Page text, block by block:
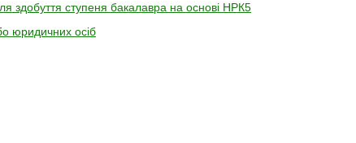
здобуття ступеня бакалавра на основі НРК5
юридичних осіб